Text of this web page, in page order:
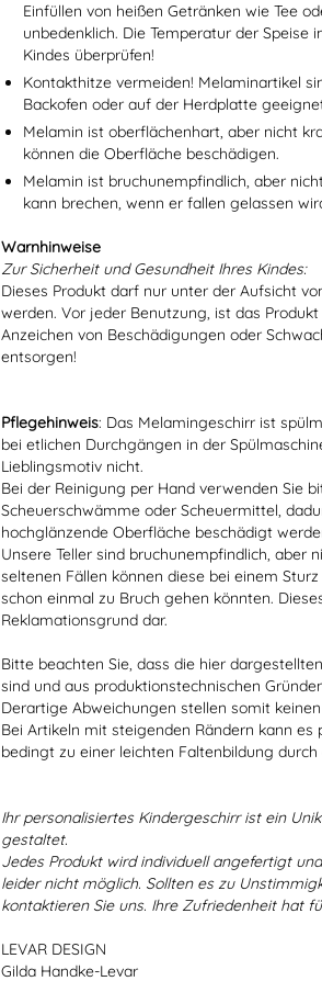
Einfüllen von heißen Getränken wie Tee
unbedenklich. Die Temperatur der Speise
Kindes überprüfen!
Kontakthitze vermeiden! Melaminartikel
Backofen oder auf der Herdplatte
Melamin ist oberflächenhart, aber nicht
können die Oberfläche beschädigen.
Melamin ist bruchunempfindlich, aber
kann brechen, wenn er fallen gelassen
Warnhinweise
Zur Sicherheit und Gesundheit Ihres Kindes:
Dieses Produkt darf nur unter der Aufsicht
werden. Vor jeder Benutzung, ist das
Anzeichen von Beschädigungen oder
entsorgen!
Pflegehinweis: Das Melamingeschirr ist
bei etlichen Durchgängen in der
Lieblingsmotiv nicht.
Bei der Reinigung per Hand verwenden Sie
Scheuerschwämme oder Scheuermittel,
hochglänzende Oberfläche beschädigt
Unsere Teller sind bruchunempfindlich, aber
seltenen Fällen können diese bei einem
schon einmal zu Bruch gehen könnten.
Reklamationsgrund dar.
Bitte beachten Sie, dass die hier
sind und aus produktionstechnischen
Derartige Abweichungen stellen somit
Bei Artikeln mit steigenden Rändern kann es
bedingt zu einer leichten Faltenbildung
Ihr personalisiertes Kindergeschirr ist ein
gestaltet.
Jedes Produkt wird individuell angefertigt
leider nicht möglich. Sollten es zu
kontaktieren Sie uns. Ihre Zufriedenheit hat
LEVAR DESIGN
Gilda Handke-Levar